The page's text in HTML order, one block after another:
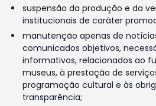
suspensão da produção e da
institucionais de caráter
manutenção apenas de
comunicados objetivos,
informativos, relacionados ao
museus, à prestação de
programação cultural e às
transparência;